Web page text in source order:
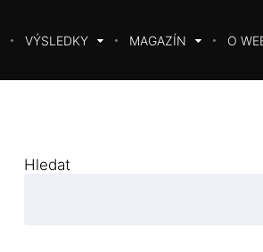
VÝSLEDKY MAGAZÍN O
Hledat